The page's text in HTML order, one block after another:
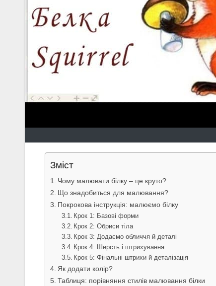
Зміст
Чому малювати білку – це круто?
Що знадобиться для малювання?
Покрокова інструкція: малюємо білку
Крок 1: Базові форми
Крок 2: Обриси тіла
Крок 3: Додаємо обличчя й деталі
Крок 4: Шерсть і штрихування
Крок 5: Фінальні штрихи й деталізація
Як додати колір?
Таблиця: порівняння стилів малювання білки